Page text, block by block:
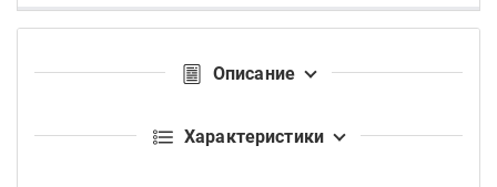
Описание
Характеристики